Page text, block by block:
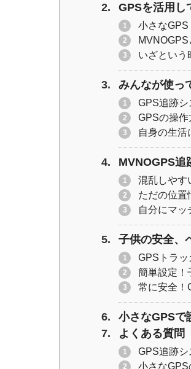
GPSを活用し
小さな
いざという
みんなが使っ
GPS追跡シ
GPSの操
自身の生活
MVNOGPS追
混乱しやす
ただの位置
自分にマッ
子供の安全、
GPSトラ
簡単設定！
常に安全！
小さなGPSで
よくある質問
GPS追跡シ
小さなGPS